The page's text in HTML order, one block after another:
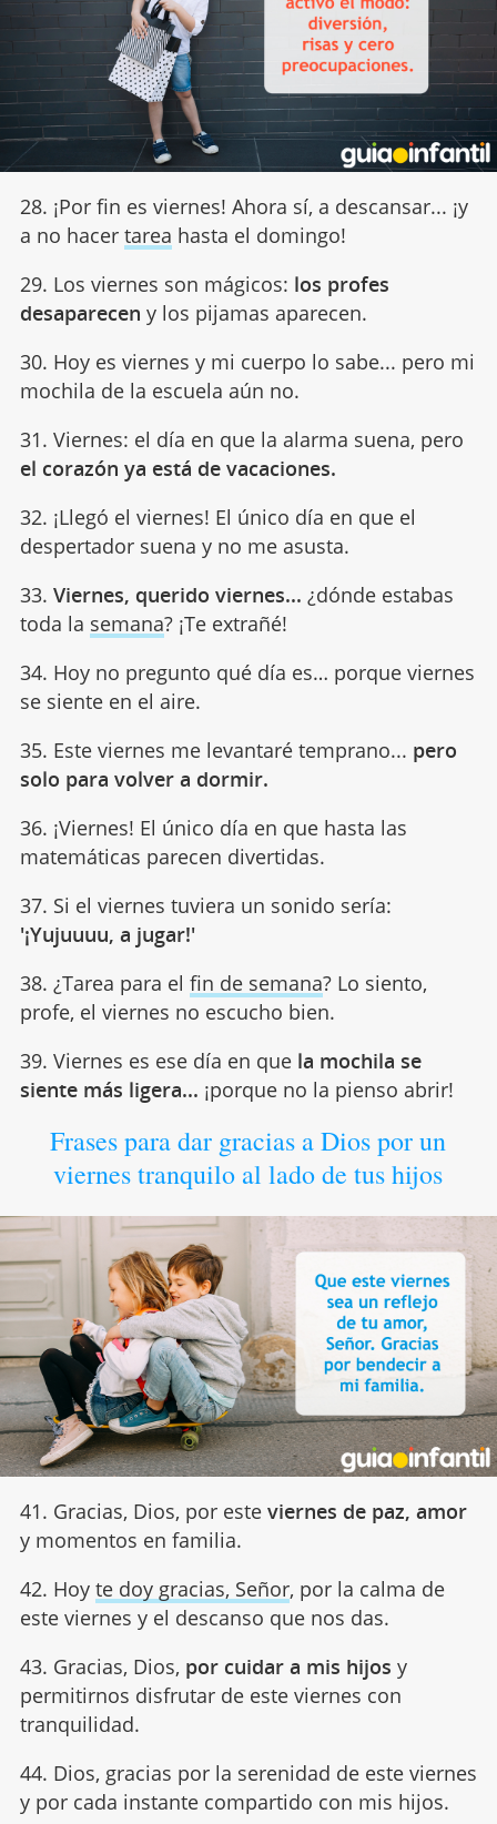
28. ¡Por fin es viernes! Ahora sí, a descansar... ¡y
a no hacer tarea hasta el domingo!
29. Los viernes son mágicos: los profes
desaparecen y los pijamas aparecen.
30. Hoy es viernes y mi cuerpo lo sabe... pero mi
mochila de la escuela aún no.
31. Viernes: el día en que la alarma suena, pero
el corazón ya está de vacaciones.
32. ¡Llegó el viernes! El único día en que el
despertador suena y no me asusta.
33. Viernes, querido viernes... ¿dónde estabas
toda la semana? ¡Te extrañé!
34. Hoy no pregunto qué día es… porque viernes
se siente en el aire.
35. Este viernes me levantaré temprano... pero
solo para volver a dormir.
36. ¡Viernes! El único día en que hasta las
matemáticas parecen divertidas.
37. Si el viernes tuviera un sonido sería:
'¡Yujuuuu, a jugar!'
38. ¿Tarea para el fin de semana? Lo siento,
profe, el viernes no escucho bien.
39. Viernes es ese día en que la mochila se
siente más ligera... ¡porque no la pienso abrir!
Frases para dar gracias a Dios por un
viernes tranquilo al lado de tus hijos
41. Gracias, Dios, por este viernes de paz, amor
y momentos en familia.
42. Hoy te doy gracias, Señor, por la calma de
este viernes y el descanso que nos das.
43. Gracias, Dios, por cuidar a mis hijos y
permitirnos disfrutar de este viernes con
tranquilidad.
44. Dios, gracias por la serenidad de este viernes
y por cada instante compartido con mis hijos.